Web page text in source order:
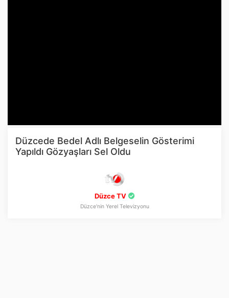
Düzcede Bedel Adlı Belgeselin Gösterimi
Yapıldı Gözyaşları Sel Oldu
Düzce TV
Düzce'nin Yerel Televizyonu